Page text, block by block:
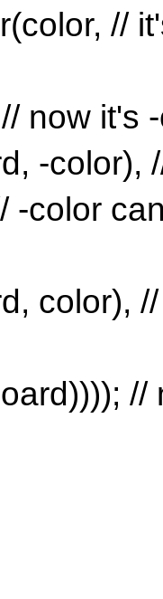
//
now it's
-color),
-color
color),